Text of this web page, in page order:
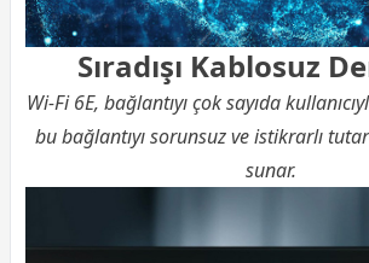
Sıradışı Kablosuz
Wi-Fi 6E, bağlantıyı çok sayıda
bu bağlantıyı sorunsuz ve istikrarlı
sunar.